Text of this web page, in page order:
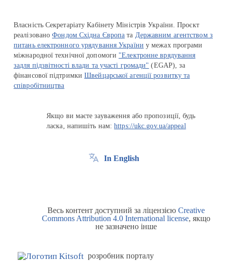
Власність Секретаріату Кабінету Міністрів України. Проєкт
реалізованоФондом Східна Європа та Державним агентством з
питань електронного урядування України у межах програми
міжнародної технічної допомоги "Електронне врядування
задля підзвітності влади та участі громади" (EGAP), за
фінансової підтримкиШвейцарської агенції розвитку та
співробітництва
Якщо ви маєте зауваження або пропозиції, будь
ласка, напишіть нам:https://ukc.gov.ua/appeal
In English
Весь контент доступний за ліцензією Creative
Commons Attribution 4.0 International license, якщо
не зазначено інше
розробник порталу